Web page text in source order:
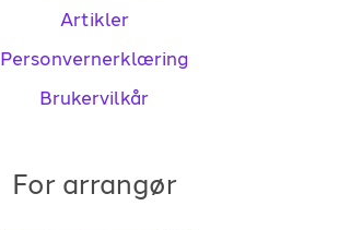
Artikler
Personvernerklæring
Brukervilkår
For arrangør